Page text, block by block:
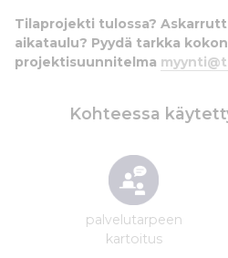
Tilaprojekti tulossa?
aikataulu? Pyydä tarkka
projektisuunnitelma
Kohteessa
palvelutarpeen
kartoitus